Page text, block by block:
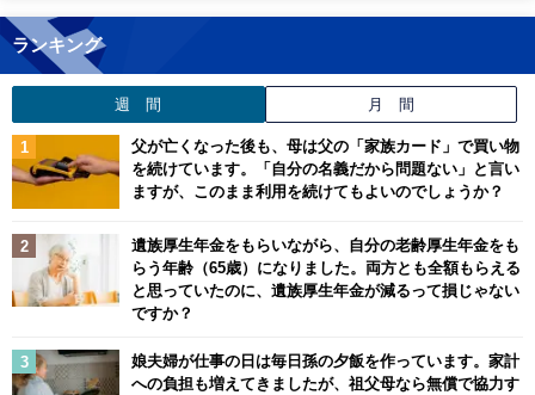
ランキング
週 間 月 間
父が亡くなった後も、母は父の「家族カード」で買い物
を続けています。「自分の名義だから問題ない」と言い
ますが、このまま利用を続けてもよいのでしょうか？
遺族厚生年金をもらいながら、自分の老齢厚生年金をも
らう年齢（65歳）になりました。両方とも全額もらえる
と思っていたのに、遺族厚生年金が減るって損じゃない
ですか？
娘夫婦が仕事の日は毎日孫の夕飯を作っています。家計
への負担も増えてきましたが、祖父母なら無償で協力す